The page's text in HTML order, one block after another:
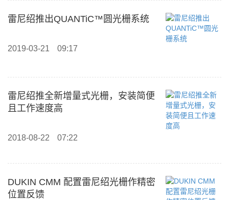
雷尼绍推出QUANTiC™圆光栅系统
2019-03-21 09:17
雷尼绍推全新增量式光栅，安装简便
且工作速度高
2018-08-22 07:22
DUKIN CMM 配置雷尼绍光栅作精密
位置反馈